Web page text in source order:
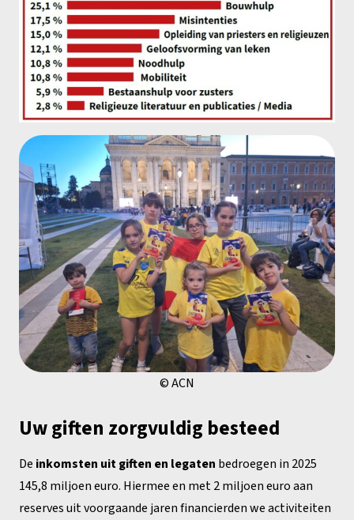
© ACN
Uw giften zorgvuldig besteed
De inkomsten uit giften en legaten bedroegen in 2025
145,8 miljoen euro. Hiermee en met 2 miljoen euro aan
reserves uit voorgaande jaren financierden we activiteiten